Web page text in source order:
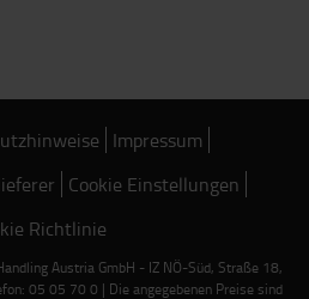
Impressum
Cookie Einstellungen
Richtlinie
Austria GmbH - IZ NÖ-Süd, Straße 18,
05 05 70 0 | Die angegebenen Preise sind